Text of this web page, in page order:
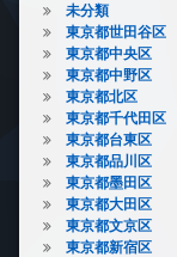
未分類
東京都世田谷区
東京都中央区
東京都中野区
東京都北区
東京都千代田区
東京都台東区
東京都品川区
東京都墨田区
東京都大田区
東京都文京区
東京都新宿区